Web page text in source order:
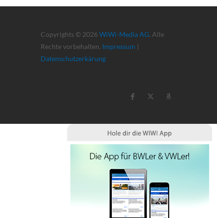
Copyrights © 2026 WiWi-Media AG. Alle
Rechte vorbehalten. Impressum |
Datenschutzerkärung